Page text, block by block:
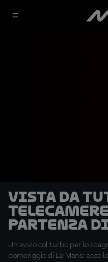
Vista da
partenza
8° a 1°
Un avvio col turbo per lo
pomeriggio di Le Mans: ecco